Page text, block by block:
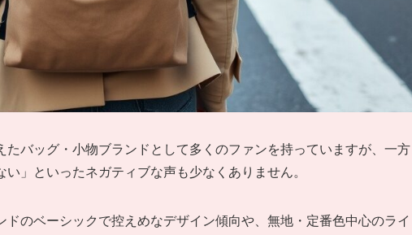
たバッグ・小物ブランドとして多くのファンを持っていますが、一方
」といったネガティブな声も少なくありません。
のベーシックで控えめなデザイン傾向や、無地・定番色中心のライ